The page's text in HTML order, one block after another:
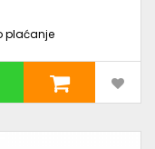
plaćanje